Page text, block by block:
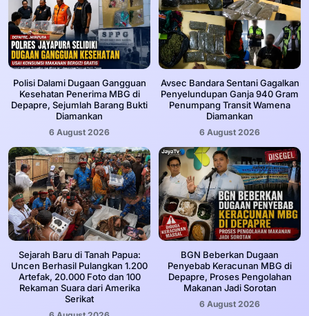
‎Polisi Dalami Dugaan Gangguan
Kesehatan Penerima MBG di
Depapre, Sejumlah Barang Bukti
Diamankan
6 August 2026
Avsec Bandara Sentani Gagalkan
Penyelundupan Ganja 940 Gram
Penumpang Transit Wamena
Diamankan
6 August 2026
Sejarah Baru di Tanah Papua:
Uncen Berhasil Pulangkan 1.200
Artefak, 20.000 Foto dan 100
Rekaman Suara dari Amerika
Serikat
BGN Beberkan Dugaan
Penyebab Keracunan MBG di
Depapre, Proses Pengolahan
Makanan Jadi Sorotan
6 August 2026